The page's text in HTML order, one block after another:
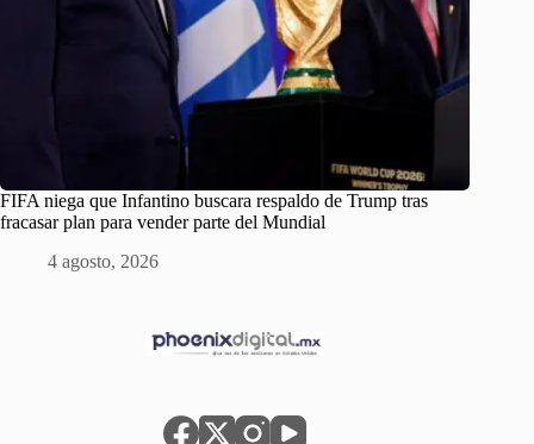
FIFA niega que Infantino buscara respaldo de Trump tras
fracasar plan para vender parte del Mundial
4 agosto, 2026